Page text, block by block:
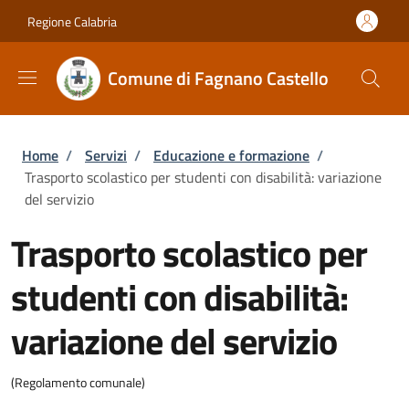
Regione Calabria
Comune di Fagnano Castello
Briciole di pane
Home / Servizi / Educazione e formazione /
Trasporto scolastico per studenti con disabilità: variazione
del servizio
Trasporto scolastico per
studenti con disabilità:
variazione del servizio
(Regolamento comunale)